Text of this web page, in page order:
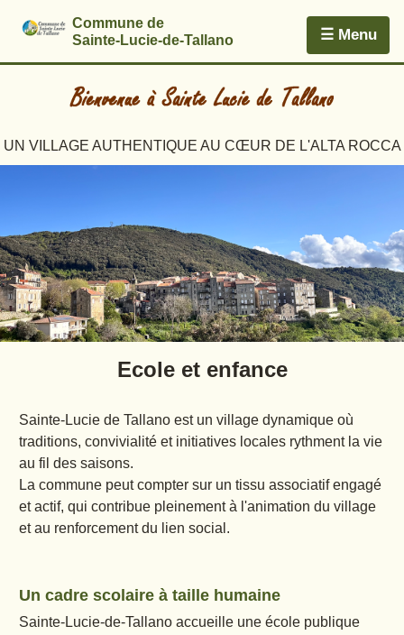
Commune de
Sainte-Lucie-de-Tallano
☰ Menu
UN VILLAGE AUTHENTIQUE AU CŒUR DE L'ALTA ROCCA
Ecole et enfance
Sainte-Lucie de Tallano est un village dynamique où
traditions, convivialité et initiatives locales rythment la vie
au fil des saisons.
La commune peut compter sur un tissu associatif engagé
et actif, qui contribue pleinement à l'animation du village
et au renforcement du lien social.
Un cadre scolaire à taille humaine
Sainte-Lucie-de-Tallano accueille une école publique